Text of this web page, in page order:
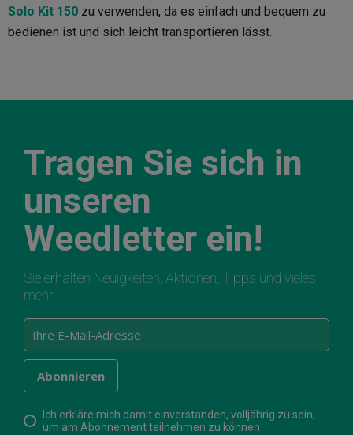
Solo Kit 150 zu verwenden, da es einfach und bequem zu
bedienen ist und sich leicht transportieren lässt.
Tragen Sie sich in
unseren
Weedletter ein!
Sie erhalten Neuigkeiten, Aktionen, Tipps und vieles
mehr.
Ich erkläre mich damit einverstanden, volljährig zu sein,
um am Abonnement teilnehmen zu können